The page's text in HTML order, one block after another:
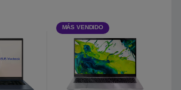
MÁS VENDIDO